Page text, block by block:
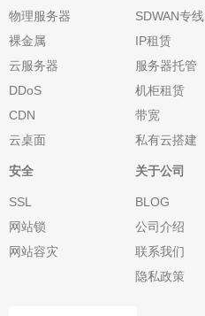
物理服务器
裸金属
云服务器
DDoS
CDN
云桌面
SDWAN专线
IP租赁
服务器托管
机柜租赁
带宽
私有云搭建
安全
SSL
网站锁
网站容灾
关于公司
BLOG
公司介绍
联系我们
隐私政策